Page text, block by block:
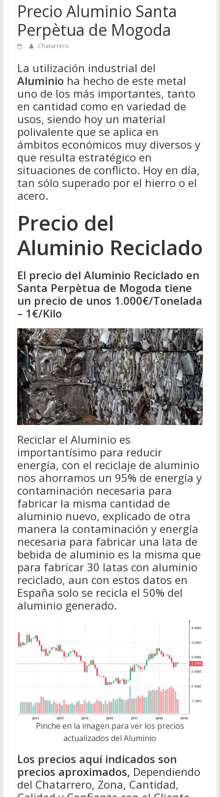
Precio Aluminio Santa
Perpètua de Mogoda
Chatarrero
La utilización industrial del
Aluminio ha hecho de este metal
uno de los más importantes, tanto
en cantidad como en variedad de
usos, siendo hoy un material
polivalente que se aplica en
ámbitos económicos muy diversos y
que resulta estratégico en
situaciones de conflicto. Hoy en día,
tan sólo superado por el hierro o el
acero.
Precio del
Aluminio Reciclado
El precio del Aluminio Reciclado en
Santa Perpètua de Mogoda tiene
un precio de unos 1.000€/Tonelada
– 1€/Kilo
Reciclar el Aluminio es
importantísimo para reducir
energía, con el reciclaje de aluminio
nos ahorramos un 95% de energía y
contaminación necesaria para
fabricar la misma cantidad de
aluminio nuevo, explicado de otra
manera la contaminación y energía
necesaria para fabricar una lata de
bebida de aluminio es la misma que
para fabricar 30 latas con aluminio
reciclado, aun con estos datos en
España solo se recicla el 50% del
aluminio generado.
Pinche en la imagen para ver los precios
actualizados del Aluminio
Los precios aquí indicados son
precios aproximados, Dependiendo
del Chatarrero, Zona, Cantidad,